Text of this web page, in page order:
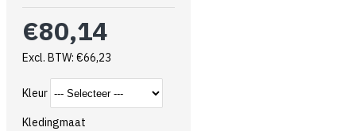
€80,14
Excl. BTW: €66,23
Kleur
Kledingmaat